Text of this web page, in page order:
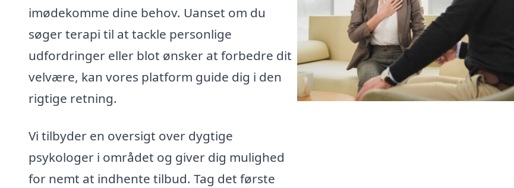
imødekomme dine behov. Uanset om du
søger terapi til at tackle personlige
udfordringer eller blot ønsker at forbedre dit
velvære, kan vores platform guide dig i den
rigtige retning.
Vi tilbyder en oversigt over dygtige
psykologer i området og giver dig mulighed
for nemt at indhente tilbud. Tag det første